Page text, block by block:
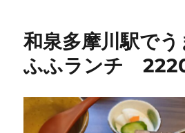
和泉多摩川駅で
ふふランチ